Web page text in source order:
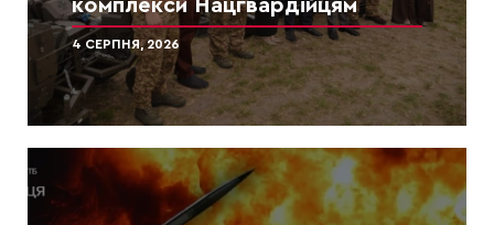
комплекси Нацгвардійцям
4 СЕРПНЯ, 2026